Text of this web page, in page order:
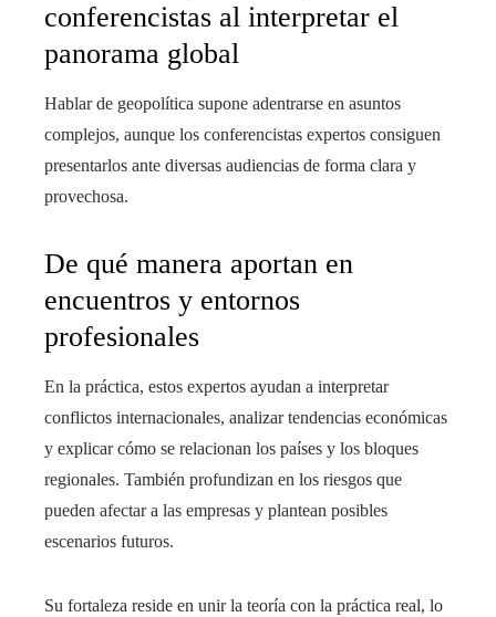
conferencistas al interpretar el
panorama global
Hablar de geopolítica supone adentrarse en asuntos
complejos, aunque los conferencistas expertos consiguen
presentarlos ante diversas audiencias de forma clara y
provechosa.
De qué manera aportan en
encuentros y entornos
profesionales
En la práctica, estos expertos ayudan a interpretar
conflictos internacionales, analizar tendencias económicas
y explicar cómo se relacionan los países y los bloques
regionales. También profundizan en los riesgos que
pueden afectar a las empresas y plantean posibles
escenarios futuros.
Su fortaleza reside en unir la teoría con la práctica real, lo